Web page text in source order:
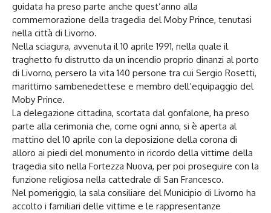
guidata ha preso parte anche quest’anno alla
commemorazione della tragedia del Moby Prince, tenutasi
nella città di Livorno.
Nella sciagura, avvenuta il 10 aprile 1991, nella quale il
traghetto fu distrutto da un incendio proprio dinanzi al porto
di Livorno, persero la vita 140 persone tra cui Sergio Rosetti,
marittimo sambenedettese e membro dell’equipaggio del
Moby Prince.
La delegazione cittadina, scortata dal gonfalone, ha preso
parte alla cerimonia che, come ogni anno, si è aperta al
mattino del 10 aprile con la deposizione della corona di
alloro ai piedi del monumento in ricordo della vittime della
tragedia sito nella Fortezza Nuova, per poi proseguire con la
funzione religiosa nella cattedrale di San Francesco.
Nel pomeriggio, la sala consiliare del Municipio di Livorno ha
accolto i familiari delle vittime e le rappresentanze